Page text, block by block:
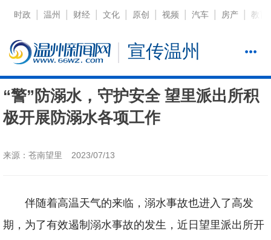
时政 温州 财经 文化 原创 视频 汽车 房产 教育
宣传温州
“警”防溺水，守护安全 望里派出所积
极开展防溺水各项工作
来源：苍南望里 2023/07/13
伴随着高温天气的来临，溺水事故也进入了高发
期，为了有效遏制溺水事故的发生，近日望里派出所开